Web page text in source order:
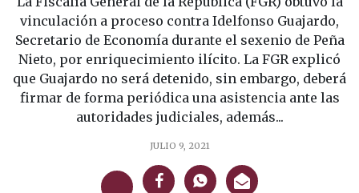
vinculación a proceso contra Idelfonso Guajardo,
Secretario de Economía durante el sexenio de Peña
Nieto, por enriquecimiento ilícito. La FGR explicó
que Guajardo no será detenido, sin embargo, deberá
firmar de forma periódica una asistencia ante las
autoridades judiciales, además...
JULIO 9, 2021